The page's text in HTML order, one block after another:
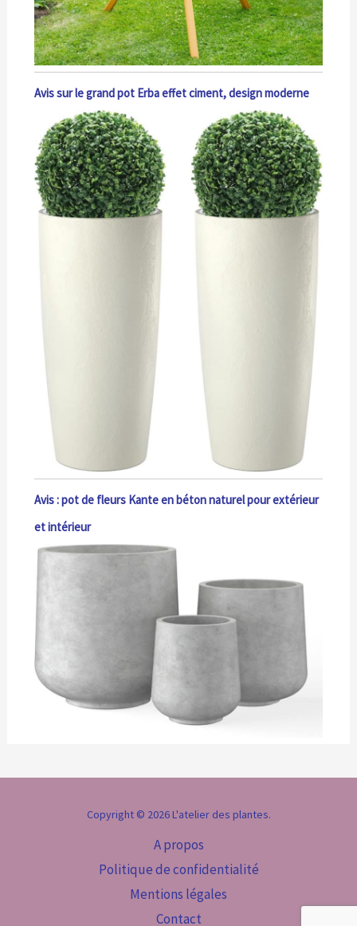
Avis sur le grand pot Erba effet ciment, design moderne
Avis : pot de fleurs Kante en béton naturel pour extérieur
et intérieur
Copyright © 2026 L'atelier des plantes.
A propos
Politique de confidentialité
Mentions légales
Contact